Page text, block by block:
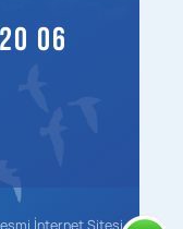
06
İnternet Sitesi